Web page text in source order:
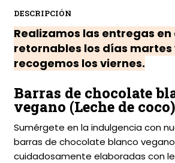
DESCRIPCIÓN
Realizamos las entregas en
retornables los días martes
recogemos los viernes.
Barras de chocolate
vegano (Leche de coco)
Sumérgete en la indulgencia con
barras de chocolate blanco
cuidadosamente elaboradas con